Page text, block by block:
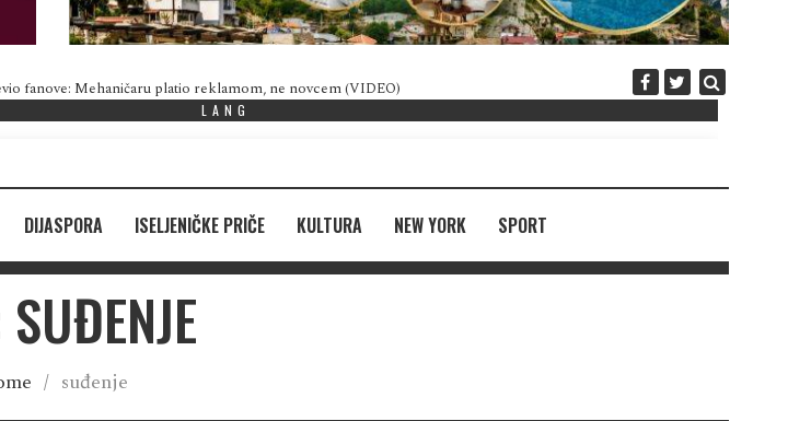
fanove: Mehaničaru platio reklamom, ne novcem (VIDEO) Diplomatija po
LANG
DIJASPORA ISELJENIČKE PRIČE KULTURA NEW YORK SPORT
/ suđenje